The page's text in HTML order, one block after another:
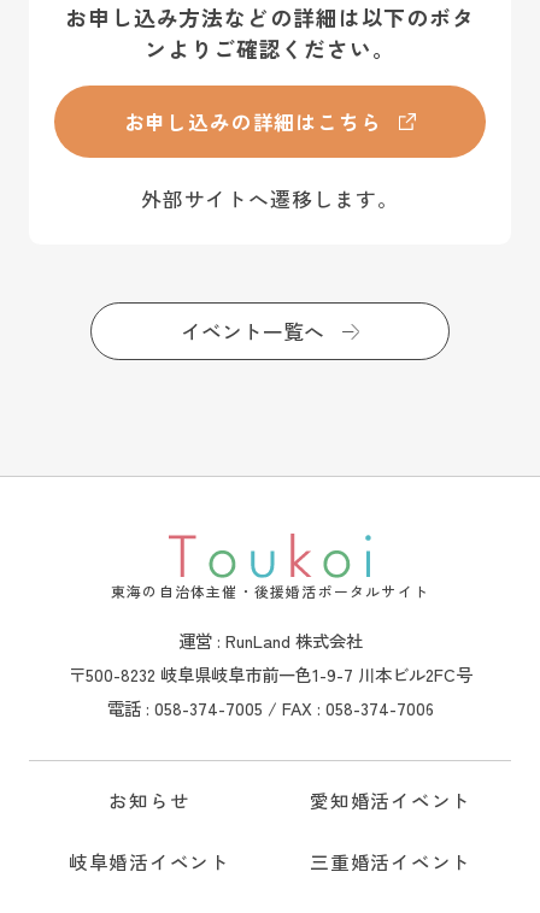
お申し込み方法などの詳細は以下のボタ
ンよりご確認ください。
お申し込みの詳細はこちら
外部サイトへ遷移します。
イベント一覧へ
東海の自治体主催・後援婚活ポータルサイト
運営 : RunLand 株式会社
〒500-8232 岐阜県岐阜市前一色1-9-7 川本ビル2FC号
電話 : 058-374-7005 / FAX : 058-374-7006
お知らせ 愛知婚活イベント
岐阜婚活イベント 三重婚活イベント